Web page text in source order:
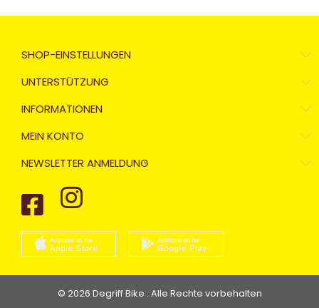
SHOP-EINSTELLUNGEN
UNTERSTÜTZUNG
INFORMATIONEN
MEIN KONTO
NEWSLETTER ANMELDUNG
© 2026 Degriff Bike . Alle Rechte vorbehalten